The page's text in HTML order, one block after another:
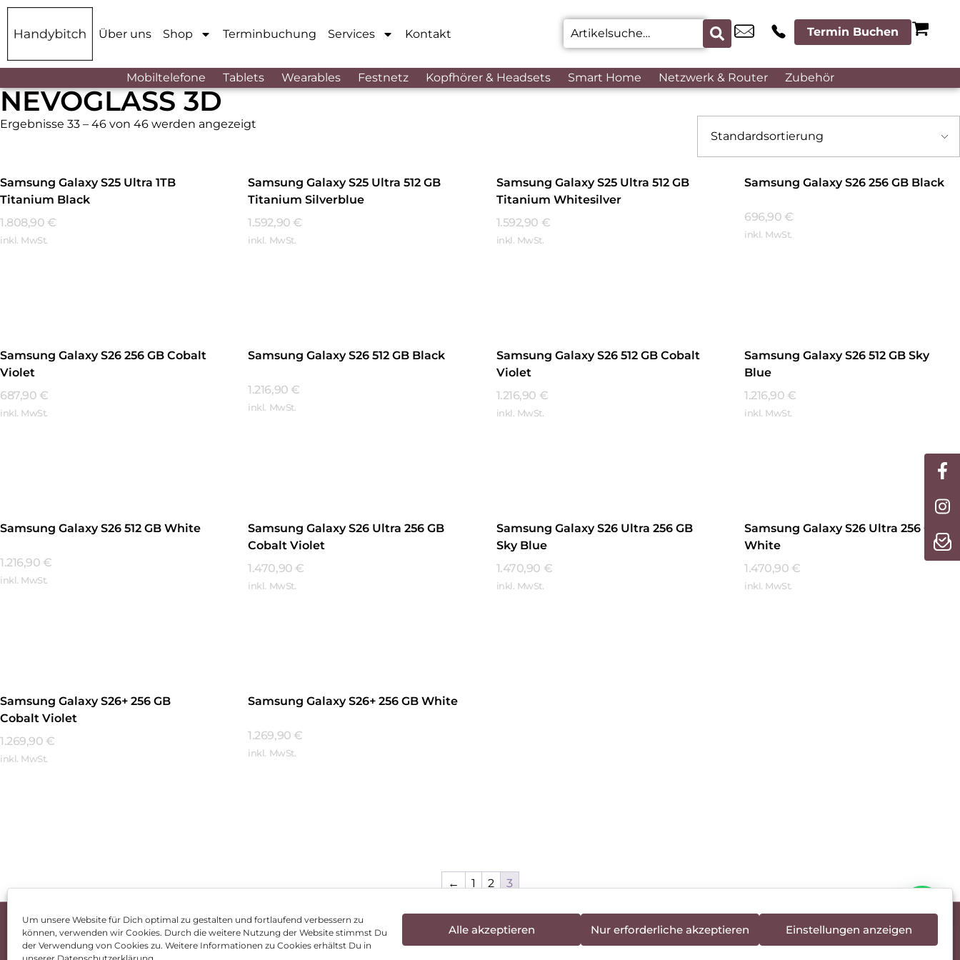
Um unsere Website für Dich optimal zu gestalten und fortlaufend verbessern zu
können, verwenden wir Cookies. Durch die weitere Nutzung der Website stimmst Du
der Verwendung von Cookies zu. Weitere Informationen zu Cookies erhältst Du in
Alle akzeptieren Nur erforderliche akzeptieren Einstellungen anzeigen
Über uns Shop Terminbuchung Services Kontakt Termin Buchen
Mobiltelefone Tablets Wearables Festnetz Kopfhörer & Headsets Smart Home Netzwerk & Router Zubehör
NEVOGLASS 3D
Ergebnisse 33 – 46 von 46 werden angezeigt
Samsung Galaxy S25 Ultra 1TB
Titanium Black
1.808,90 €
inkl. MwSt.
Samsung Galaxy S25 Ultra 512 GB
Titanium Silverblue
1.592,90 €
inkl. MwSt.
Samsung Galaxy S25 Ultra 512 GB
Titanium Whitesilver
1.592,90 €
inkl. MwSt.
Samsung Galaxy S26 256 GB Black
696,90 €
inkl. MwSt.
Samsung Galaxy S26 256 GB Cobalt
Violet
687,90 €
inkl. MwSt.
Samsung Galaxy S26 512 GB Black
1.216,90 €
inkl. MwSt.
Samsung Galaxy S26 512 GB Cobalt
Violet
1.216,90 €
inkl. MwSt.
Samsung Galaxy S26 512 GB Sky
Blue
1.216,90 €
inkl. MwSt.
Samsung Galaxy S26 512 GB White
1.216,90 €
inkl. MwSt.
Samsung Galaxy S26 Ultra 256 GB
Cobalt Violet
1.470,90 €
inkl. MwSt.
Samsung Galaxy S26 Ultra 256 GB
Sky Blue
1.470,90 €
inkl. MwSt.
Samsung Galaxy S26 Ultra 256 GB
White
1.470,90 €
inkl. MwSt.
Samsung Galaxy S26+ 256 GB
Cobalt Violet
1.269,90 €
inkl. MwSt.
Samsung Galaxy S26+ 256 GB White
1.269,90 €
inkl. MwSt.
← 1 2 3
Impressum AGB Datenschutz Vertrag widerrufen Hinweis zur Batterieentsorgung Newsletter